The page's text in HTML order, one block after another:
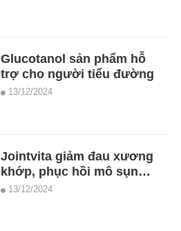
Glucotanol sản phẩm hỗ
trợ cho người tiểu đường
13/12/2024
Jointvita giảm đau xương
khớp, phục hồi mô sụn
khớp (25 ống)
13/12/2024